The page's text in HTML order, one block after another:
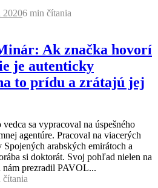
20206 min čítania
Ak značka hovorí
je autenticky
to prídu a zrátajú jej
sa vypracoval na úspešného
agentúre. Pracoval na viacerých
arabských emirátoch a
si doktorát. Svoj pohľad nielen na
nám prezradil PAVOL...
čítania